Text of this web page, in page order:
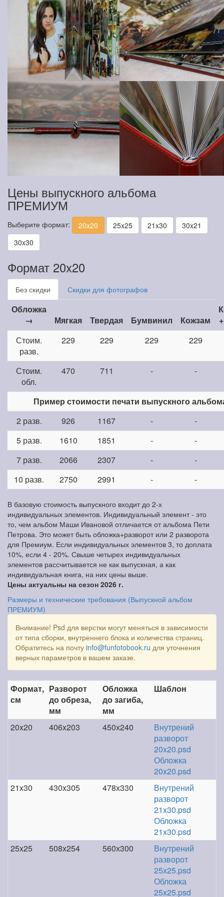
Цены выпускного альбома
ПРЕМИУМ
Выберите формат: 20x20 25x25 21x30
30x21
30x30
Формат 20x20
Без скидки Скидки для фотографов
Обложка
→
Мягкая Твердая Бумвинил Кожзам
Стоим.
разв.
229 229 229 229
Стоим.
обл.
470 711 - -
Пример стоимости печати выпускного
2 разв.
926 1167 -
-
5 разв.
1610 1851 -
-
7 разв.
2066 2307 -
-
10 разв.
2750 2991 - -
В базовую стоимость выпускного входит до 2-х
индивидуальных элементов. Индивидуальный элемент - это
то, чем альбом Маши Ивановой отличается от альбома Пети
Петрова. Это может быть обложка+разворот или 2 разворота
для Премиум. Если индивидуальных элементов 3, то доплата
10%, если 4 - 20%. Свыше четырех индивидуальных
элементов рассчитывается не как выпускная, а как
индивидуальная книга, на них цены выше.
Цены актуальны на сезон 2026 г.
Размеры и технические требования (Выпускной альбом
ПРЕМИУМ)
Внимание! Psd для верстки могут меняться в зависимости
от типа сборки, внутреннего блока и количества страниц.
Обратитесь на почту info@funfotobook.ru для уточнения
верных параметров в вашем заказе.
Формат,
см
Разворот
до обреза,
мм
Обложка
до загиба,
мм
Шаблон
20x20 406x203 450х240
Внутрений
разворот
20x20.psd
Обложка
20x20.psd
21x30
430x305 478х330
Внутрений
разворот
21x30.psd
Обложка
21x30.psd
25x25
508x254 560х300
Внутрений
разворот
25x25.psd
Обложка
25x25.psd